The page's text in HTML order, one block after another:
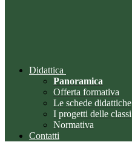
Didattica
Panoramica
Offerta formativa
Le schede didattiche
I progetti delle classi
Normativa
Contatti